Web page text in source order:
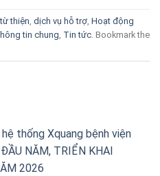
thiện dịch vụ hỗ trợ Hoạt động
tin chung Tin tức . Bookmark the
thống Xquang bệnh viện
NĂM, TRIỂN KHAI
2026